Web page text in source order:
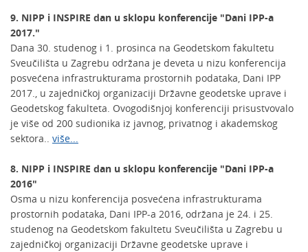
9. NIPP i INSPIRE dan u sklopu konferencije "Dani IPP-a
2017."
Dana 30. studenog i 1. prosinca na Geodetskom fakultetu
Sveučilišta u Zagrebu održana je deveta u nizu konferencija
posvećena infrastrukturama prostornih podataka, Dani IPP
2017., u zajedničkoj organizaciji Državne geodetske uprave i
Geodetskog fakulteta. Ovogodišnjoj konferenciji prisustvovalo
je više od 200 sudionika iz javnog, privatnog i akademskog
sektora.. više...
8. NIPP i INSPIRE dan u sklopu konferencije "Dani IPP-a
2016"
Osma u nizu konferencija posvećena infrastrukturama
prostornih podataka, Dani IPP-a 2016, održana je 24. i 25.
studenog na Geodetskom fakultetu Sveučilišta u Zagrebu u
zajedničkoj organizaciji Državne geodetske uprave i